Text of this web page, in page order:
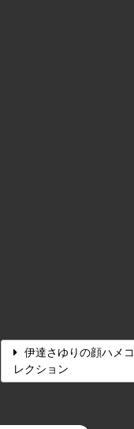
伊達さゆりの顔ハメコ
レクション